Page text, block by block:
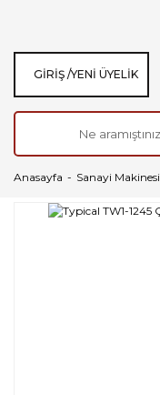
GIRIŞ /YENI ÜYELIK
Anasayfa Sanayi Makinesi